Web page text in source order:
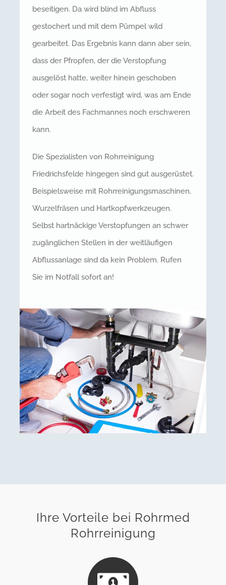
beseitigen. Da wird blind im Abfluss
gestochert und mit dem Pümpel wild
gearbeitet. Das Ergebnis kann dann aber sein,
dass der Pfropfen, der die Verstopfung
ausgelöst hatte, weiter hinein geschoben
oder sogar noch verfestigt wird, was am Ende
die Arbeit des Fachmannes noch erschweren
kann.
Die Spezialisten von Rohrreinigung
Friedrichsfelde hingegen sind gut ausgerüstet.
Beispielsweise mit Rohrreinigungsmaschinen,
Wurzelfräsen und Hartkopfwerkzeugen.
Selbst hartnäckige Verstopfungen an schwer
zugänglichen Stellen in der weitläufigen
Abflussanlage sind da kein Problem. Rufen
Sie im Notfall sofort an!
Ihre Vorteile bei Rohrmed
Rohrreinigung